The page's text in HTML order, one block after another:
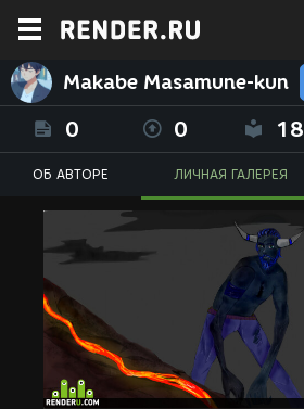
Makabe Masamune-kun
0 0 18
ОБ АВТОРЕ ЛИЧНАЯ ГАЛЕРЕЯ